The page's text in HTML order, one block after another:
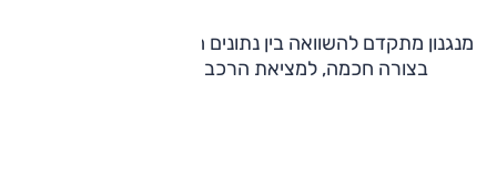
מנגנון מתקדם להשוואה בין נתונים חשובים, יתרונות ואבזור
בצורה חכמה, למציאת הרכב המושלם עבורכם